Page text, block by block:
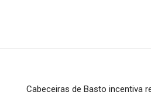
Cabeceiras de Basto incentiva